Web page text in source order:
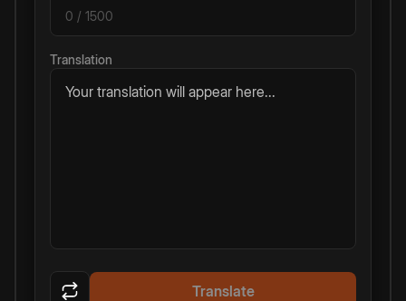
0 / 1500
Translation
Your translation will appear here...
Translate